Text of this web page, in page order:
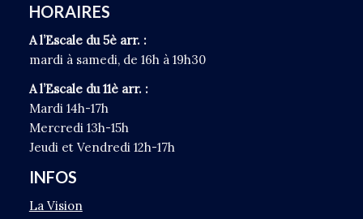
HORAIRES
A l’Escale du 5è arr. :
mardi à samedi, de 16h à 19h30
A l’Escale du 11è arr. :
Mardi 14h-17h
Mercredi 13h-15h
Jeudi et Vendredi 12h-17h
INFOS
La Vision